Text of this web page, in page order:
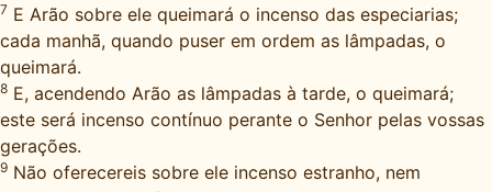
7 E Arão sobre ele queimará o incenso das especiarias;
cada manhã, quando puser em ordem as lâmpadas, o
queimará.
8 E, acendendo Arão as lâmpadas à tarde, o queimará;
este será incenso contínuo perante o Senhor pelas vossas
gerações.
9 Não oferecereis sobre ele incenso estranho, nem